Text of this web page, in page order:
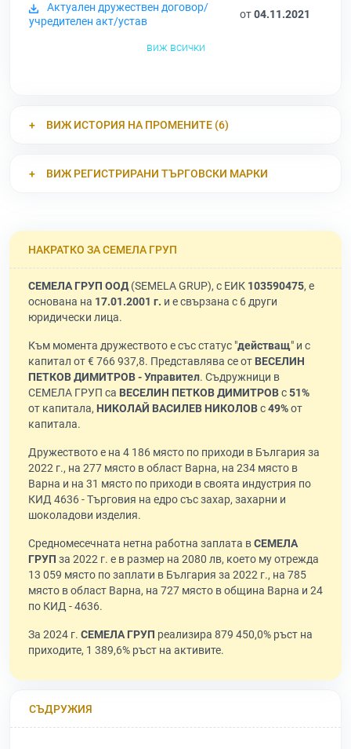
Актуален дружествен договор/
учредителен акт/устав
от04.11.2021
виж всички
ВИЖ ИСТОРИЯ НА ПРОМЕНИТЕ (6)
ВИЖ РЕГИСТРИРАНИ ТЪРГОВСКИ МАРКИ
НАКРАТКО ЗА СЕМЕЛА ГРУП
СЕМЕЛА ГРУП ООД(SEMELA GRUP), с ЕИК 103590475, е
основана на 17.01.2001 г. и е свързана с 6 други
юридически лица.
Към момента дружеството е със статус "действащ" и с
капитал от € 766 937,8. Представлява се от ВЕСЕЛИН
ПЕТКОВ ДИМИТРОВ - Управител. Съдружници в
СЕМЕЛА ГРУП са ВЕСЕЛИН ПЕТКОВ ДИМИТРОВс51%
от капитала, НИКОЛАЙ ВАСИЛЕВ НИКОЛОВс49%от
капитала.
Дружеството е на 4 186 място по приходи в България за
2022 г., на 277 място в област Варна, на 234 място в
Варна и на 31 място по приходи в своята индустрия по
КИД 4636 - Търговия на едро със захар, захарни и
шоколадови изделия.
Средномесечната нетна работна заплата вСЕМЕЛА
ГРУП за 2022 г. е в размер на 2080 лв, което му отрежда
13 059 място по заплати в България за 2022 г., на 785
място в област Варна, на 727 място в община Варна и 24
по КИД - 4636.
За 2024 г. СЕМЕЛА ГРУП реализира 879 450,0% ръст на
приходите, 1 389,6% ръст на активите.
СЪДРУЖИЯ